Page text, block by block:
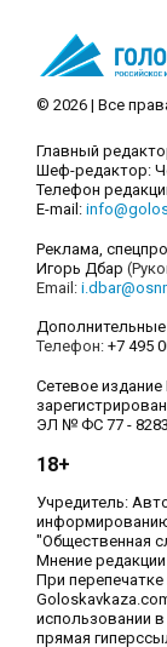
© 2026 | Все
Главный
Шеф-редактор:
Телефон
E-mail:
Реклама,
Игорь Дбар
Email:
Дополнительные
Телефон: +7 495
Сетевое
ЭЛ № ФС 77 -
18+
Учредитель:
"Общественная
Мнение
При
использовании в
прямая